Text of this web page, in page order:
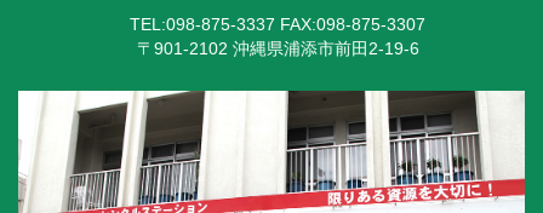
TEL:098-875-3337 FAX:098-875-3307
〒901-2102 沖縄県浦添市前田2-19-6